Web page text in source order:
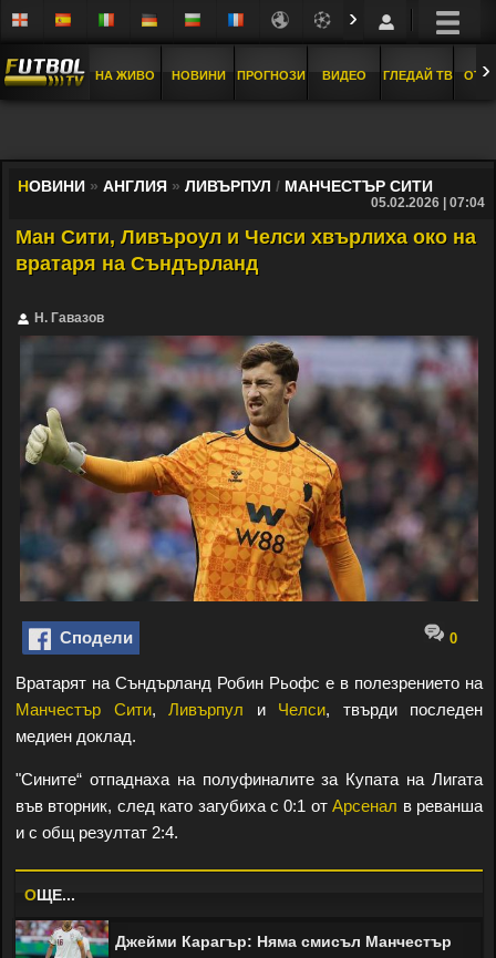
›
НА ЖИВО НОВИНИ ПРОГНОЗИ ВИДЕО ГЛЕДАЙ ТВ ›
НОВИНИ » АНГЛИЯ » ЛИВЪРПУЛ / МАНЧЕСТЪР СИТИ
05.02.2026 | 07:04
Ман Сити, Ливъроул и Челси хвърлиха око на
вратаря на Съндърланд
Н. Гавазов
Сподели 0
Вратарят на Съндърланд Робин Рьофс е в полезрението на
Манчестър Сити, Ливърпул и Челси, твърди последен
медиен доклад.
"Сините“ отпаднаха на полуфиналите за Купата на Лигата
във вторник, след като загубиха с 0:1 отАрсенал в реванша
и с общ резултат 2:4.
OЩЕ...
Джейми Карагър: Няма смисъл Манчестър